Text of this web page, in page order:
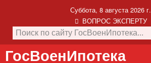
Суббота, 8 августа 2026 г.
ВОПРОС ЭКСПЕРТУ
ГосВоенИпотека